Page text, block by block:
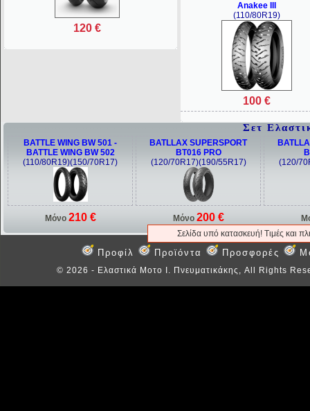
120 €
Anakee III
(110/80R19)
100 €
Σετ
BATTLE WING BW 501 -
BATTLE WING BW 502
(110/80R19)(150/70R17)
Μόνο 210 €
BATLLAX SUPERSPORT
BT016 PRO
(120/70R17)(190/55R17)
Μόνο 200 €
(120/
Σελίδα υπό κατασκευή! Τιμές και
Προφίλ Προϊόντα Προσφορές
© 2026 - Ελαστικά Μοτο Ι. Πνευματικάκης, All Rights